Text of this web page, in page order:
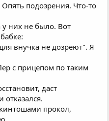
подозрения. Что-то
них не было. Вот
внучка не дозреют". Я
с прицепом по таким
даст
прокол,